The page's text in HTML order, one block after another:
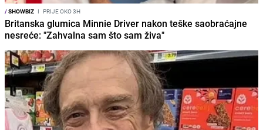
/SHOWBIZ I PRIJE OKO 3H
Britanska glumica Minnie Driver nakon teške saobraćajne
nesreće: "Zahvalna sam što sam živa"